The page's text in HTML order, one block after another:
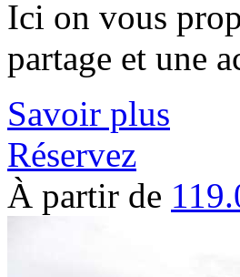
Ici on vous
partage et une
Savoir plus
Réservez
À partir de